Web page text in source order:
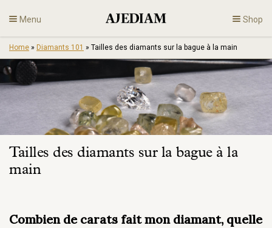
to
content
Menu Shop
Diamants
Fiançailles
Fr
Home » Diamants 101 » Tailles des diamants sur la bague à la main
Tailles des diamants sur la bague à la
main
Combien de carats fait mon diamant, quelle